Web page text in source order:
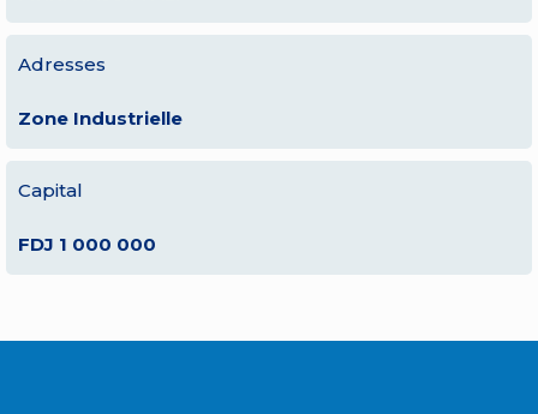
Adresses
Zone Industrielle
Capital
FDJ 1 000 000